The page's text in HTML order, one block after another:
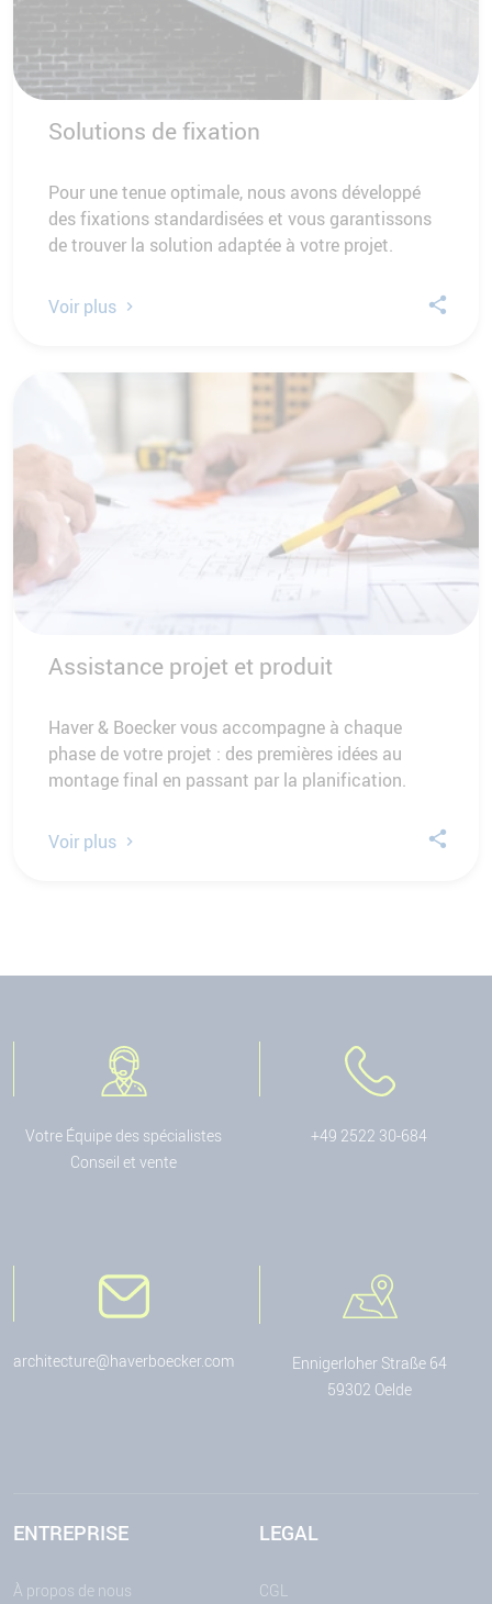
Solutions de fixation
Pour une tenue optimale, nous avons développé
des fixations standardisées et vous garantissons
de trouver la solution adaptée à votre projet.
Voir plus
Assistance projet et produit
Haver & Boecker vous accompagne à chaque
phase de votre projet : des premières idées au
montage final en passant par la planification.
Voir plus
Votre Équipe des spécialistes
Conseil et vente
+49 2522 30-684
architecture@haverboecker.com
Ennigerloher Straße 64
59302 Oelde
ENTREPRISE
À propos de nous
LEGAL
CGL